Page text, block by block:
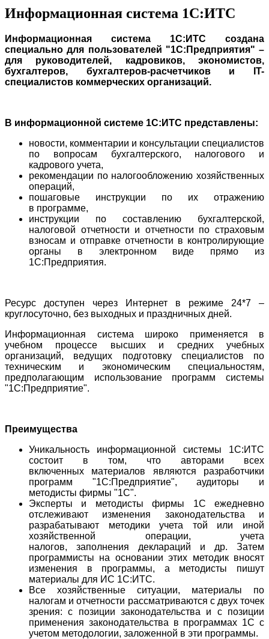
Информационная система 1С:ИТС
Информационная система 1С:ИТС создана
специально для пользователей "1С:Предприятия" –
для руководителей, кадровиков, экономистов,
бухгалтеров, бухгалтеров-расчетчиков и IT-
специалистов коммерческих организаций.
В информационной системе 1С:ИТС представлены:
новости, комментарии и консультации специалистов
по вопросам бухгалтерского, налогового и
кадрового учета,
рекомендации по налогообложению хозяйственных
операций,
пошаговые инструкции по их отражению
в программе,
инструкции по составлению бухгалтерской,
налоговой отчетности и отчетности по страховым
взносам и отправке отчетности в контролирующие
органы в электронном виде прямо из
1С:Предприятия.
Ресурс доступен через Интернет в режиме 24*7 –
круглосуточно, без выходных и праздничных дней.
Информационная система широко применяется в
учебном процессе высших и средних учебных
организаций, ведущих подготовку специалистов по
техническим и экономическим специальностям,
предполагающим использование программ системы
"1С:Предприятие".
Преимущества
Уникальность информационной системы 1С:ИТС
состоит в том, что авторами всех
включенных материалов являются разработчики
программ "1С:Предприятие", аудиторы и
методисты фирмы "1С".
Эксперты и методисты фирмы 1С ежедневно
отслеживают изменения законодательства и
разрабатывают методики учета той или иной
хозяйственной операции, учета
налогов, заполнения деклараций и др. Затем
программисты на основании этих методик вносят
изменения в программы, а методисты пишут
материалы для ИС 1С:ИТС.
Все хозяйственные ситуации, материалы по
налогам и отчетности рассматриваются с двух точек
зрения: с позиции законодательства и с позиции
применения законодательства в программах 1С с
учетом методологии, заложенной в эти программы.